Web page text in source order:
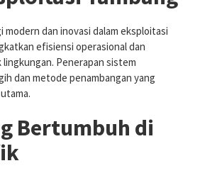
dan inovasi dalam eksploitasi
efisiensi operasional dan
lingkungan. Penerapan sistem
dan metode penambangan yang
Bertumbuh di